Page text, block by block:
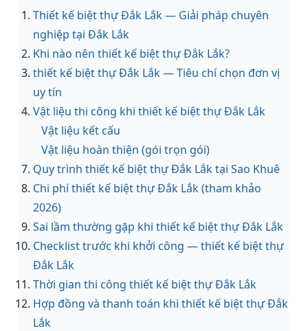
Thiết kế biệt thự Đắk Lắk — Giải pháp chuyên
nghiệp tại Đắk Lắk
Khi nào nên thiết kế biệt thự Đắk Lắk?
thiết kế biệt thự Đắk Lắk — Tiêu chí chọn đơn vị
uy tín
Vật liệu thi công khi thiết kế biệt thự Đắk Lắk
Vật liệu kết cấu
Vật liệu hoàn thiện (gói trọn gói)
Quy trình thiết kế biệt thự Đắk Lắk tại Sao Khuê
Chi phí thiết kế biệt thự Đắk Lắk (tham khảo
2026)
Sai lầm thường gặp khi thiết kế biệt thự Đắk Lắk
Checklist trước khi khởi công — thiết kế biệt thự
Đắk Lắk
Thời gian thi công thiết kế biệt thự Đắk Lắk
Hợp đồng và thanh toán khi thiết kế biệt thự Đắk
Lắk